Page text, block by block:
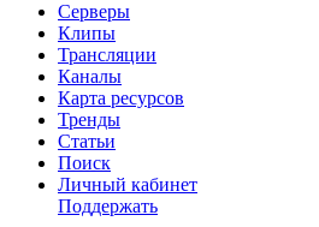
Серверы
Клипы
Трансляции
Каналы
Карта ресурсов
Тренды
Статьи
Поиск
Личный кабинет
Поддержать